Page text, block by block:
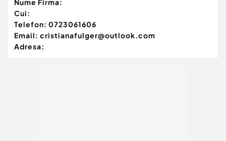
Nume Firma:
Cui:
Telefon: 0723061606
Email: cristianafulger@outlook.com
Adresa: